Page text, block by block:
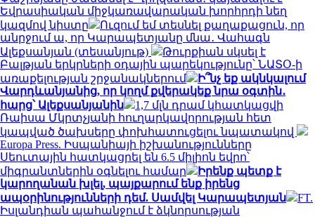
Եվրասիական միջկառավարական խորհրդի նեղ
կազմով նիստը
Ուզում եմ տեսնել քաղաքացուն, որ
անրջում ա, որ Կարապետյանը մնա․ Վահագն
Ալեքսանյան (տեսանյութ)
Թուրքիան սկսել է
Բալթյան երկրների օդային պարեկությունը՝ ՆԱՏՕ-ի
առաքելության շրջանակներում
Ի՞նչ եք ակնկալում
Վարդևանյանից, որ կողմ քվերակեք նրա օգտին․
հարց՝ Ալեքսանյանին
1,7 մլն դրամ կհատկացվի
Ռաիսա Մկրտչյանի հուղարկավորության հետ
կապված ծախսերը փոխհատուցելու նպատակով
Europa Press. Իսպանիայի իշխանությունները
Սեուտային հատկացրել են 6.5 միլիոն եվրո՝
միգրանտներին օգնելու համար
Իրենք պետք է
կարողանան խլել, պայքարում ենք իրենց
ապօրինությունների դեմ. Սամվել Կարապետյան
FT.
Իսլանդիան պահանջում է ձկնորսության